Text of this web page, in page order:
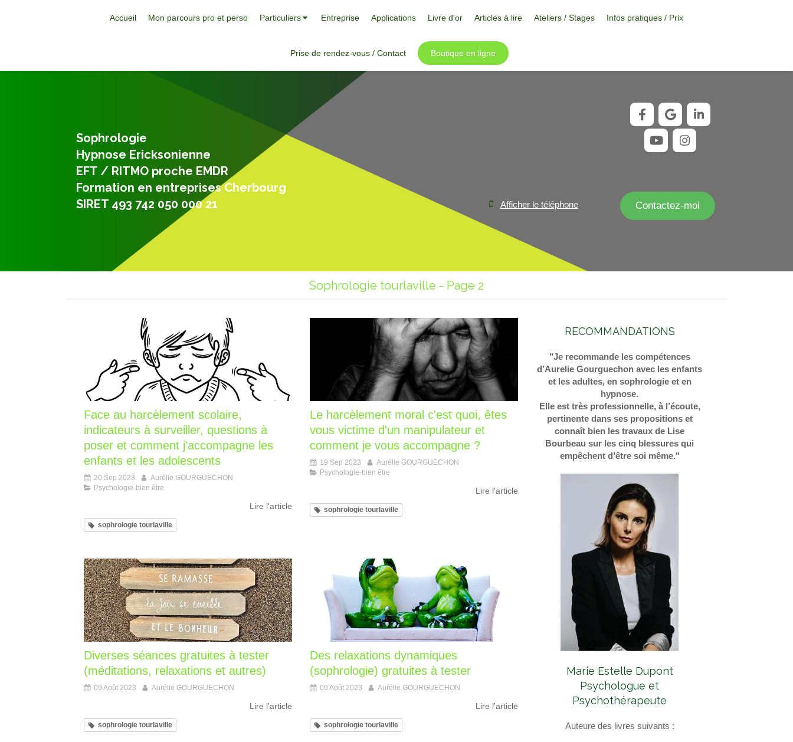
Accueil Mon parcours pro et perso Particuliers Entreprise Applications Livre d'or Articles à lire Ateliers / Stages Infos pratiques / Prix
Prise de rendez-vous / Contact Boutique en ligne
Sophrologie
Hypnose Ericksonienne
EFT / RITMO proche EMDR
Formation en entreprises Cherbourg
SIRET 493 742 050 000 21
Contactez-moi
Afficher le téléphone
Sophrologie tourlaville - Page 2
Face au harcèlement scolaire,
indicateurs à surveiller, questions à
poser et comment j'accompagne les
enfants et les adolescents
20 Sep 2023
Aurélie GOURGUECHON
Psychologie-bien être
Lire l'article
sophrologie tourlaville
Le harcèlement moral c'est quoi, êtes
vous victime d'un manipulateur et
comment je vous accompagne ?
19 Sep 2023
Aurélie GOURGUECHON
Psychologie-bien être
Lire l'article
sophrologie tourlaville
Diverses séances gratuites à tester
(méditations, relaxations et autres)
09 Août 2023 Aurélie GOURGUECHON
Lire l'article
sophrologie tourlaville
Des relaxations dynamiques
(sophrologie) gratuites à tester
09 Août 2023 Aurélie GOURGUECHON
Lire l'article
sophrologie tourlaville
RECOMMANDATIONS
"Je recommande les compétences
d’Aurelie Gourguechon avec les enfants
et les adultes, en sophrologie et en
hypnose.
Elle est très professionnelle, à l’écoute,
pertinente dans ses propositions et
connaît bien les travaux de Lise
Bourbeau sur les cinq blessures qui
empêchent d’être soi même."
Marie Estelle Dupont
Psychologue et
Psychothérapeute
Auteure des livres suivants :